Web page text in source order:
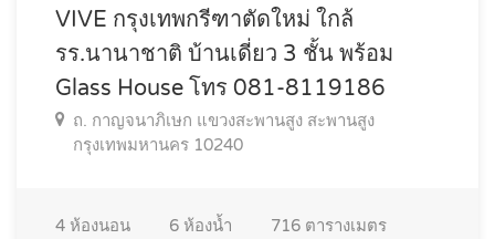
VIVE กรุงเทพกรีฑาตัดใหม่ ใกล้
รร.นานาชาติ บ้านเดี่ยว 3 ชั้น พร้อม
Glass House โทร 081-8119186
ถ. กาญจนาภิเษก แขวงสะพานสูง สะพานสูง
กรุงเทพมหานคร 10240
4 ห้องนอน 6 ห้องน้ำ 716 ตารางเมตร